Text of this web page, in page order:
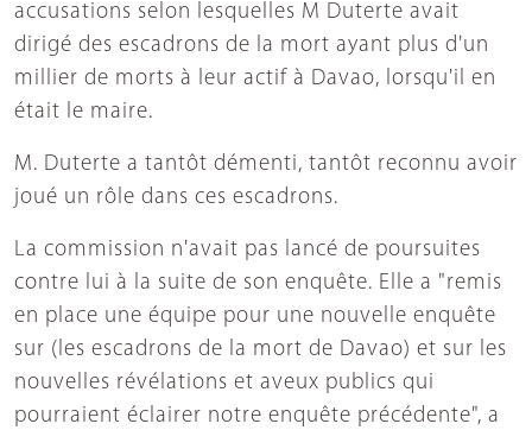
accusations selon lesquelles M Duterte avait
dirigé des escadrons de la mort ayant plus d'un
millier de morts à leur actif à Davao, lorsqu'il en
était le maire.
M. Duterte a tantôt démenti, tantôt reconnu avoir
joué un rôle dans ces escadrons.
La commission n'avait pas lancé de poursuites
contre lui à la suite de son enquête. Elle a "remis
en place une équipe pour une nouvelle enquête
sur (les escadrons de la mort de Davao) et sur les
nouvelles révélations et aveux publics qui
pourraient éclairer notre enquête précédente", a